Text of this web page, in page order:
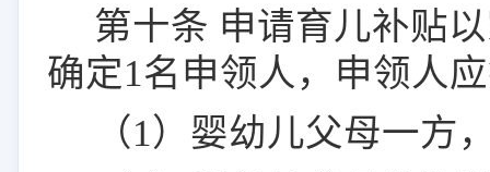
第十条 申请育儿补贴
确定1名申领人，申领人
（1） 婴幼儿父母一方